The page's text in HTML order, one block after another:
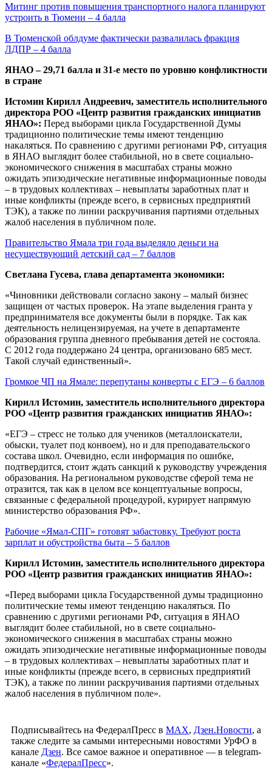
Митинг против повышения транспортного налога планируют
устроить в Тюмени – 4 балла
В Тюменской облдуме фактически развалилась фракция
ЛДПР – 4 балла
ЯНАО – 29,71 балла и 31-е место по уровню конфликтности
в стране
Истомин Кирилл Андреевич, заместитель исполнительного
директора РОО «Центр развития гражданских инициатив
ЯНАО»: Перед выборами цикла Государственной Думы
традиционно политические темы имеют тенденцию
накаляться. По сравнению с другими регионами РФ, ситуация
в ЯНАО выглядит более стабильной, но в свете социально-
экономического снижения в масштабах страны можно
ожидать эпизодические негативные информационные поводы
– в трудовых коллективах – невыплаты заработных плат и
иные конфликты (прежде всего, в сервисных предприятий
ТЭК), а также по линии раскручивания партиями отдельных
жалоб населения в публичном поле.
Правительство Ямала три года выделяло деньги на
несуществующий детский сад – 7 баллов
Светлана Гусева, глава департамента экономики:
«Чиновники действовали согласно закону – малый бизнес
защищен от частых проверок. На этапе выделения гранта у
предпринимателя все документы были в порядке. Так как
деятельность нелицензируемая, на учете в департаменте
образования группа дневного пребывания детей не состояла.
С 2012 года поддержано 24 центра, организовано 685 мест.
Такой случай единственный».
Громкое ЧП на Ямале: перепутаны конверты с ЕГЭ – 6 баллов
Кирилл Истомин, заместитель исполнительного директора
РОО «Центр развития гражданских инициатив ЯНАО»:
«ЕГЭ – стресс не только для учеников (металлоискатели,
обыски, туалет под конвоем), но и для преподавательского
состава школ. Очевидно, если информация по ошибке,
подтвердится, стоит ждать санкций к руководству учреждения
образования. На региональном руководстве сферой тема не
отразится, так как в целом все концептуальные вопросы,
связанные с федеральной процедурой, курирует напрямую
министерство образования РФ».
Рабочие «Ямал-СПГ» готовят забастовку. Требуют роста
зарплат и обустройства быта – 5 баллов
Кирилл Истомин, заместитель исполнительного директора
РОО «Центр развития гражданских инициатив ЯНАО»:
«Перед выборами цикла Государственной думы традиционно
политические темы имеют тенденцию накаляться. По
сравнению с другими регионами РФ, ситуация в ЯНАО
выглядит более стабильной, но в свете социально-
экономического снижения в масштабах страны можно
ожидать эпизодические негативные информационные поводы
– в трудовых коллективах – невыплаты заработных плат и
иные конфликты (прежде всего, в сервисных предприятий
ТЭК), а также по линии раскручивания партиями отдельных
жалоб населения в публичном поле».
Подписывайтесь на ФедералПресс в МАХ, Дзен.Новости, а
также следите за самыми интересными новостями УрФО в
канале Дзен. Все самое важное и оперативное — в telegram-
канале «ФедералПресс».